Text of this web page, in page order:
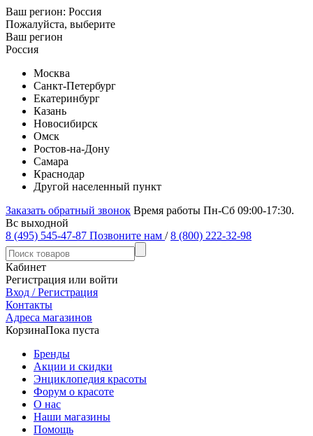
Ваш регион: Россия
Пожалуйста, выберите
Ваш регион
Россия
Москва
Санкт-Петербург
Екатеринбург
Казань
Новосибирск
Омск
Ростов-на-Дону
Самара
Краснодар
Другой населенный пункт
Заказать обратный звонок Время работы Пн-Сб 09:00-17:30.
Вс выходной
8 (495) 545-47-87 Позвоните нам / 8 (800) 222-32-98
Кабинет
Регистрация или войти
Вход / Регистрация
Контакты
Адреса магазинов
КорзинаПока пуста
Бренды
Акции и скидки
Энциклопедия красоты
Форум о красоте
О нас
Наши магазины
Помощь